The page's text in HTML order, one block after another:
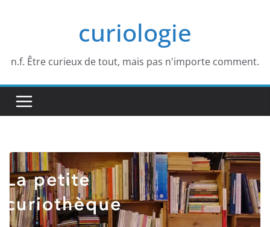
curiologie
n.f. Être curieux de tout, mais pas n'importe comment.